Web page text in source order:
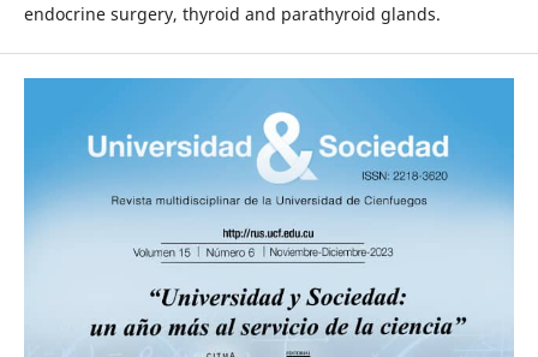
endocrine surgery, thyroid and parathyroid glands.